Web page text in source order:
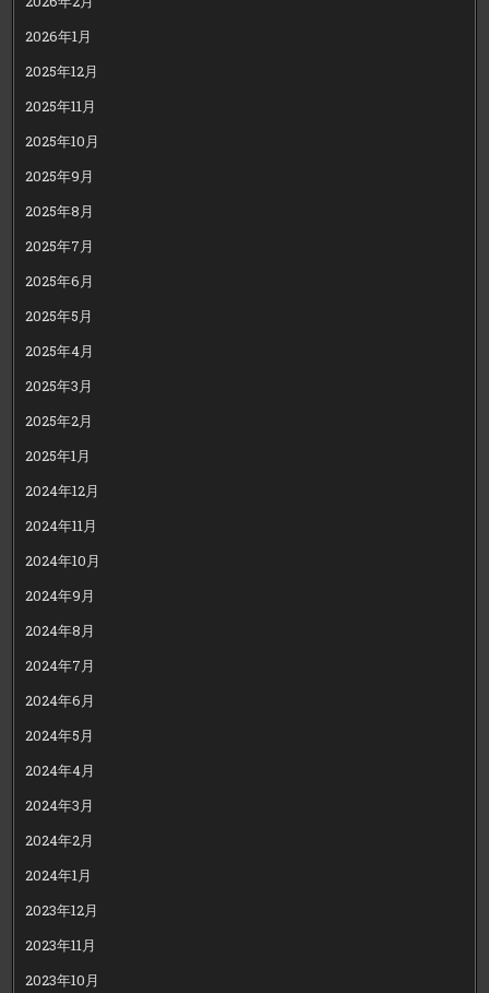
2026年1月
2025年12月
2025年11月
2025年10月
2025年9月
2025年8月
2025年7月
2025年6月
2025年5月
2025年4月
2025年3月
2025年2月
2025年1月
2024年12月
2024年11月
2024年10月
2024年9月
2024年8月
2024年7月
2024年6月
2024年5月
2024年4月
2024年3月
2024年2月
2024年1月
2023年12月
2023年11月
2023年10月